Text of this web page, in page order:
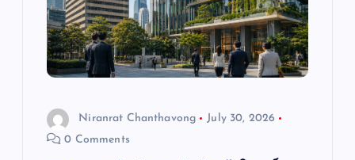
Niranrat Chanthavong
July 30, 2026
0 Comments